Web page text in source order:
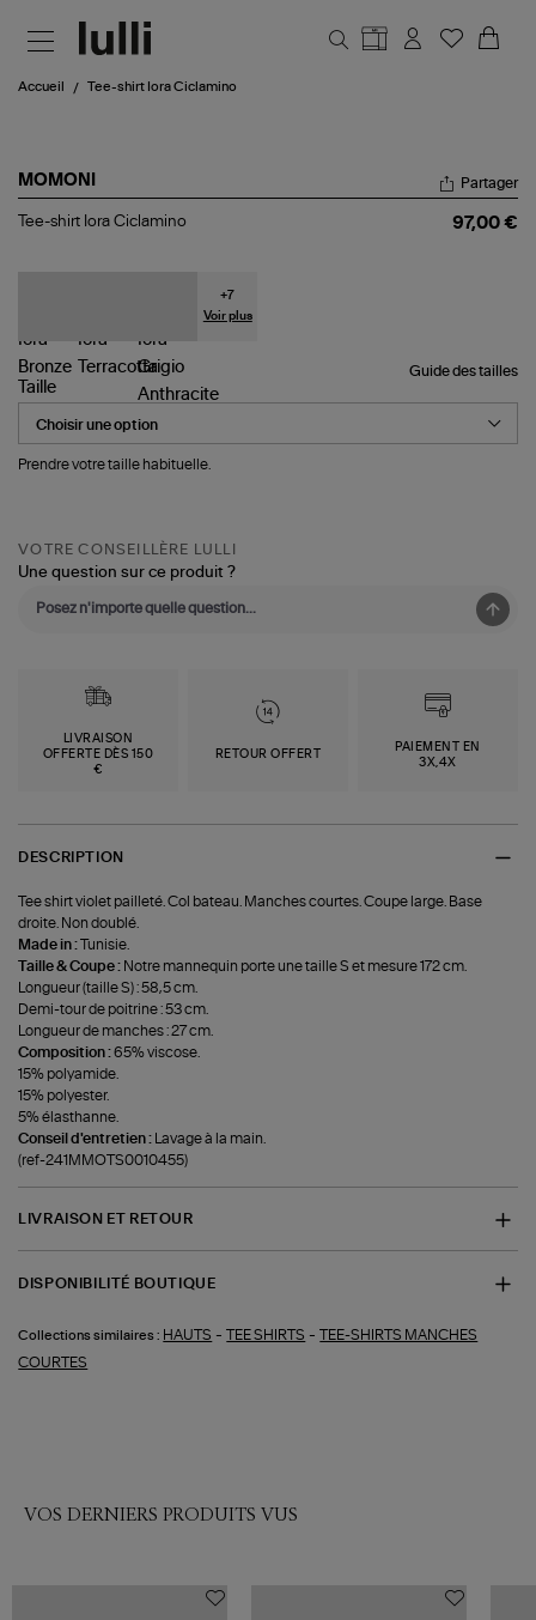
Accueil Tee-shirt Iora Ciclamino
MOMONI
Tee-
Partager
Tee-shirt Iora Ciclamino 97,00 €
+7
Voir plus
Guide des tailles
Taille
Prendre votre taille habituelle.
VOTRE CONSEILLÈRE LULLI
Une question sur ce produit ?
LIVRAISON
OFFERTE DÈS 150
€
RETOUR OFFERT
PAIEMENT EN
3X,4X
DESCRIPTION
Tee shirt violet pailleté. Col bateau. Manches courtes. Coupe large. Base
droite. Non doublé.
Made in :Tunisie.
Taille & Coupe : Notre mannequin porte une taille S et mesure 172 cm.
Longueur (taille S) : 58,5 cm.
Demi-tour de poitrine : 53 cm.
Longueur de manches : 27 cm.
Composition :65% viscose.
15% polyamide.
15% polyester.
5% élasthanne.
Conseil d'entretien :
Lavage à la main.
(ref-241MMOTS0010455)
LIVRAISON ET RETOUR
DISPONIBILITÉ BOUTIQUE
Collections similaires : HAUTS - TEE SHIRTS - TEE-SHIRTS MANCHES
COURTES
VOS DERNIERS PRODUITS VUS